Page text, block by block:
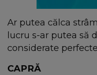
Ar putea călca
lucru s-ar putea să
considerate
CAPRĂ